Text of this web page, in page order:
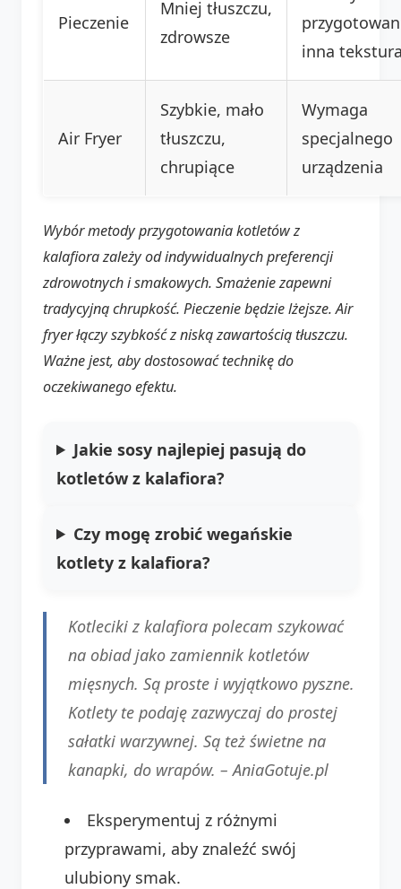
Pieczenie
Mniej tłuszczu,
zdrowsze
inna
Air Fryer
Szybkie, mało
tłuszczu,
chrupiące
Wymaga
specjalnego
urządzenia
Wybór metody przygotowania kotletów z
kalafiora zależy od indywidualnych preferencji
zdrowotnych i smakowych. Smażenie zapewni
tradycyjną chrupkość. Pieczenie będzie lżejsze. Air
fryer łączy szybkość z niską zawartością tłuszczu.
Ważne jest, aby dostosować technikę do
oczekiwanego efektu.
Jakie sosy najlepiej pasują do
kotletów z kalafiora?
Czy mogę zrobić wegańskie
kotlety z kalafiora?
Kotleciki z kalafiora polecam szykować
na obiad jako zamiennik kotletów
mięsnych. Są proste i wyjątkowo pyszne.
Kotlety te podaję zazwyczaj do prostej
sałatki warzywnej. Są też świetne na
kanapki, do wrapów. –AniaGotuje.pl
Eksperymentuj z różnymi
przyprawami, aby znaleźć swój
ulubiony smak.